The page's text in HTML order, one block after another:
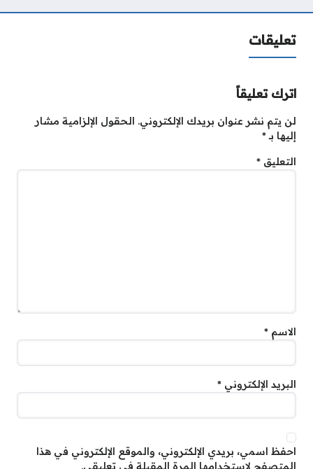
تعليقات
اترك تعليقاً
لن يتم نشر عنوان بريدك الإلكتروني.
الحقول الإلزامية مشار
إليها بـ*
التعليق *
الاسم *
البريد الإلكتروني *
احفظ اسمي، بريدي الإلكتروني، والموقع الإلكتروني في هذا